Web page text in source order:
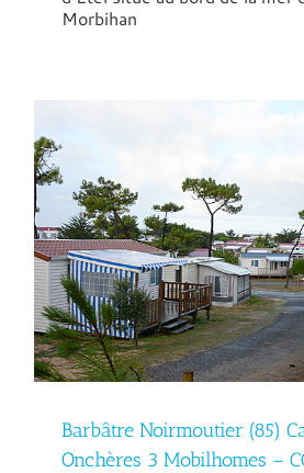
Morbihan
Barbâtre Noirmoutier (85)
Onchères 3 Mobilhomes –